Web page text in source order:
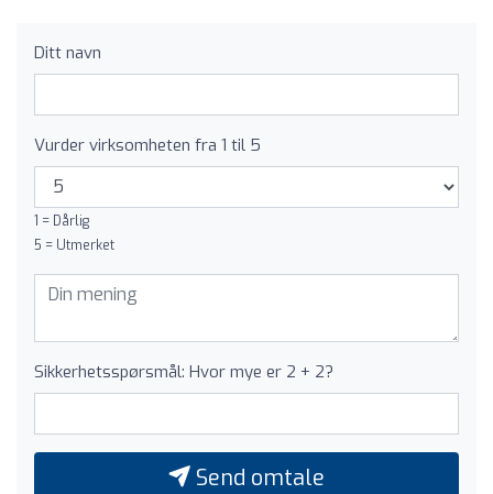
Ditt navn
Vurder virksomheten fra 1 til 5
1 = Dårlig
5 = Utmerket
Sikkerhetsspørsmål: Hvor mye er 2 + 2?
Send omtale